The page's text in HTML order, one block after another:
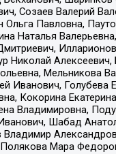
Созаев Валерий
Ольга Павловна,
Наталья
Николай Алексеевич,
Мельникова
Иванович, Голубева
Кокорина
Владимировна,
Шабад
Мара